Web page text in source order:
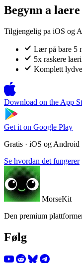
Begynn a
Tilgjengelig pa iOS og
Lær på bare 5
5x raskere
Komplett
Download on the App
Get it on Google Play
Gratis · iOS og Android
Se hvordan det fungerer
MorseKit
Den premium
Følg